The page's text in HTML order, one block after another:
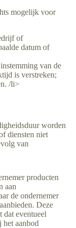
mogelijk voor
of
datum of
van de
is verstreken;
/li>
worden
diensten niet
van
producten
aan
de ondernemer
Deze
dat eventueel
aanbod